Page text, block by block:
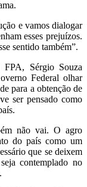
e vamos dialogar
esses prejuízos.
sentido também”.
FPA, Sérgio Souza
Federal olhar
para a obtenção de
ser pensado como
não vai. O agro
do país como um
que se deixem
contemplado no